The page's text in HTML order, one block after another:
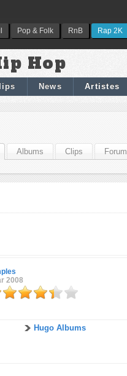
Pop & Folk RnB Rap 2K
Hop
News Artistes
Albums Clips Forum
2008
Hugo Albums